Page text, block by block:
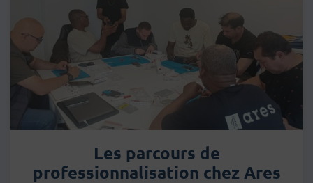
Les parcours de
professionnalisation chez Ares